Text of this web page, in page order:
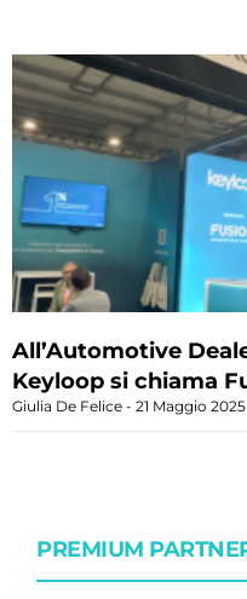
All’Automotive
Keyloop si chiama
Giulia De Felice 21 Maggio 2025
PREMIUM